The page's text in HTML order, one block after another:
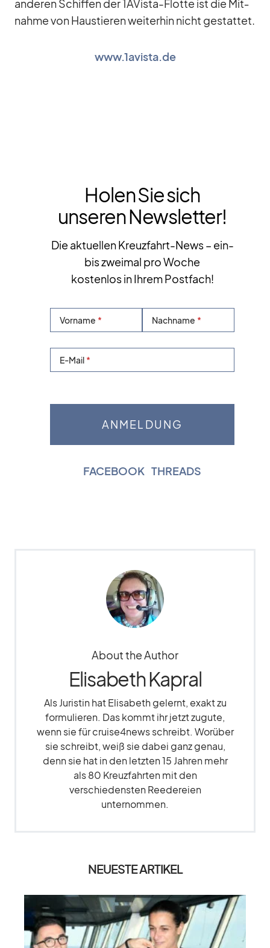
an­de­ren Schif­fen der 1A­Vista-Flotte ist die Mit­
nahme von Haus­tie­ren wei­ter­hin nicht ge­stat­tet.
www.1avista.de
Holen Sie sich
unseren Newsletter!
Die aktuellen Kreuzfahrt-News – ein-
bis zweimal pro Woche
kostenlos in Ihrem Postfach!
Vorname Nachname
E-Mail
FACEBOOK THREADS
About the Author
Elisabeth Kapral
Als Juristin hat Elisabeth gelernt, exakt zu
formulieren. Das kommt ihr jetzt zugute,
wenn sie für cruise4news schreibt. Worüber
sie schreibt, weiß sie dabei ganz genau,
denn sie hat in den letzten 15 Jahren mehr
als 80 Kreuzfahrten mit den
verschiedensten Reedereien
unternommen.
NEUESTE ARTIKEL